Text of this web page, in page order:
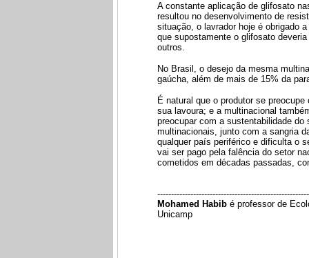
A constante aplicação de glifosato
resultou no desenvolvimento de
situação, o lavrador hoje é obrigado
que supostamente o glifosato
outros.
No Brasil, o desejo da mesma
gaúcha, além de mais de 15% da
É natural que o produtor se
sua lavoura; e a multinacional
preocupar com a sustentabilidade
multinacionais, junto com a sangria
qualquer país periférico e dificulta o
vai ser pago pela falência do setor
cometidos em décadas passadas,
Mohamed Habibé professor de
Unicamp